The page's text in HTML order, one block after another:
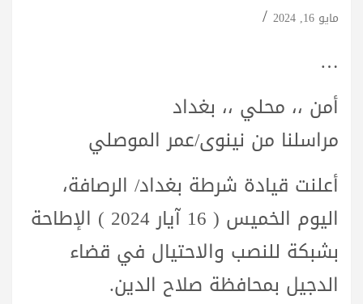
مايو 16, 2024
…
أمن ،، محلي ،، بغداد
مراسلنا من نينوى/عمر الموصلي
أعلنت قيادة شرطة بغداد/ الرصافة،
اليوم الخميس ( 16 آيار 2024 ) الإطاحة
بشبكة للنصب والاحتيال في قضاء
الدجيل بمحافظة صلاح الدين.